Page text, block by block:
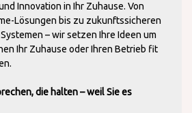
Innovation in Ihr Zuhause. Von
Lösungen bis zu zukunftssicheren
– wir setzen Ihre Ideen um
Ihr Zuhause oder Ihren Betrieb fit
die halten – weil Sie es